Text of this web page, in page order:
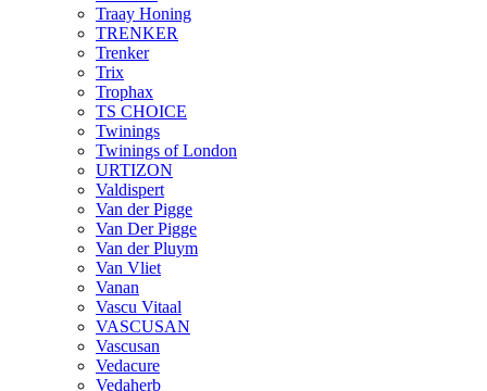
Traay Honing
TRENKER
Trenker
Trix
Trophax
TS CHOICE
Twinings
Twinings of London
URTIZON
Valdispert
Van der Pigge
Van Der Pigge
Van der Pluym
Van Vliet
Vanan
Vascu Vitaal
VASCUSAN
Vascusan
Vedacure
Vedaherb